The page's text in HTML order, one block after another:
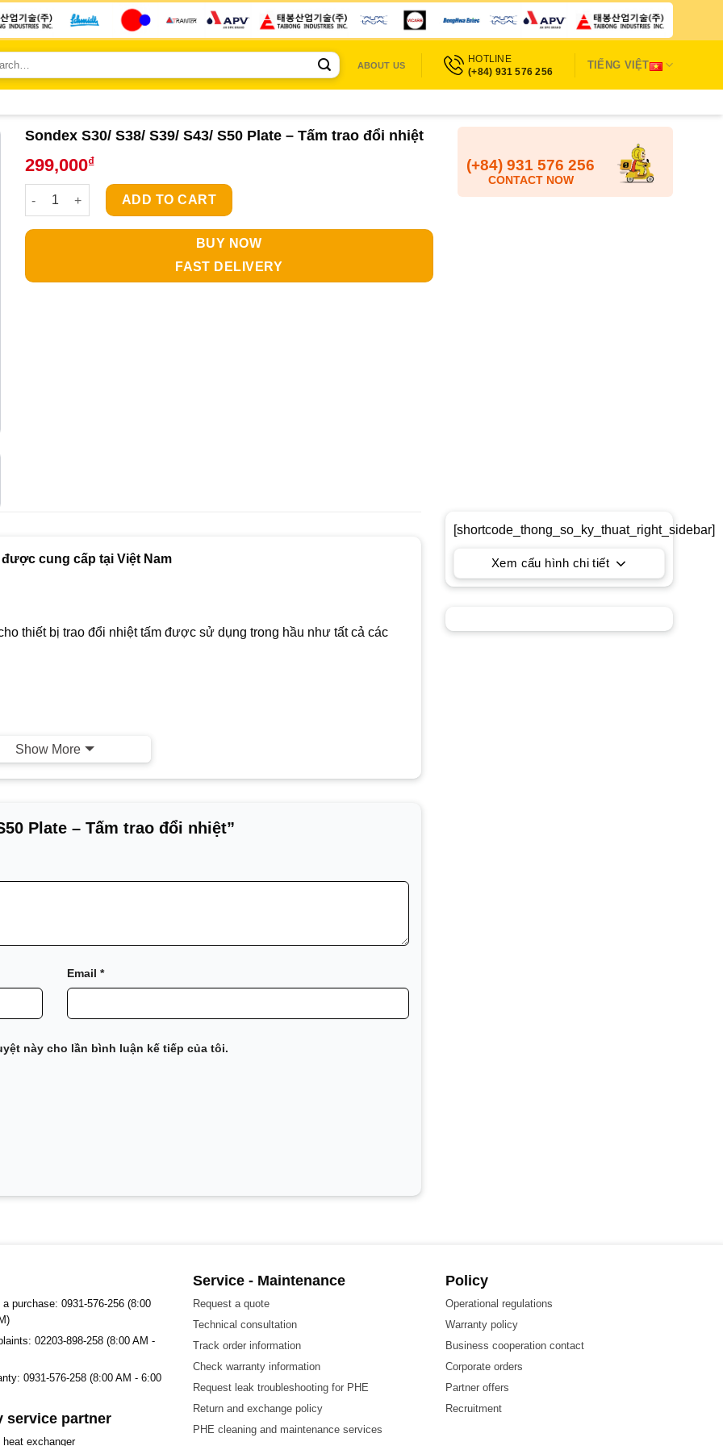
ABOUT US
HOTLINE
(+84) 931 576 256
TIẾNG VIỆT
Sondex S30/ S38/ S39/ S43/ S50 Plate – Tấm trao đổi nhiệt
299,000₫
Sondex S30/ S38/ S39/ S43/ S50 Plate - Tấm trao đổi nhiệt quantity
ADD TO CART
BUY NOW
FAST DELIVERY
(+84) 931 576 256
CONTACT NOW
cung cấp tại Việt Nam
thiết bị trao đổi nhiệt tấm được sử dụng trong hầu như tất cả các
Show More
Plate – Tấm trao đổi nhiệt”
Email *
này cho lần bình luận kế tiếp của tôi.
[shortcode_thong_so_ky_thuat_right_sidebar]
Xem cấu hình chi tiết
purchase: 0931-576-256 (8:00
02203-898-258 (8:00 AM -
0931-576-258 (8:00 AM - 6:00
service partner
exchanger
Service - Maintenance
Request a quote
Technical consultation
Track order information
Check warranty information
Request leak troubleshooting for PHE
Return and exchange policy
PHE cleaning and maintenance services
Policy
Operational regulations
Warranty policy
Business cooperation contact
Corporate orders
Partner offers
Recruitment